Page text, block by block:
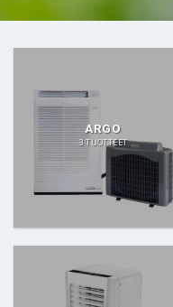
ARGO
3 TUOTTEET